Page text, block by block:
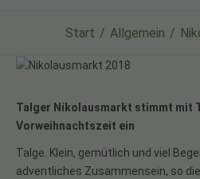
Start Allgemein
Talger Nikolausmarkt stimmt mit
Vorweihnachtszeit ein
Talge. Klein, gemütlich und viel
adventliches Zusammensein, so